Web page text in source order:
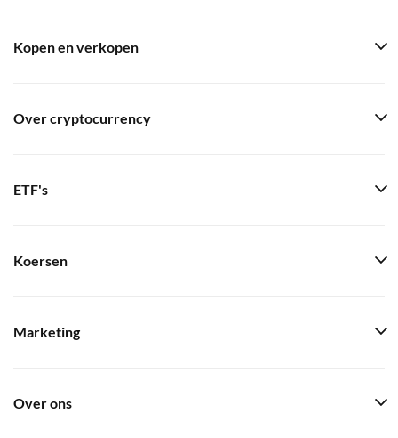
Kopen en verkopen
Over cryptocurrency
ETF's
Koersen
Marketing
Over ons